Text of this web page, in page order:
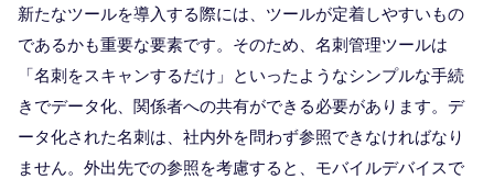
新たなツールを導入する際には、ツールが定着しやすいもの
であるかも重要な要素です。そのため、名刺管理ツールは
「名刺をスキャンするだけ」といったようなシンプルな手続
きでデータ化、関係者への共有ができる必要があります。デ
ータ化された名刺は、社内外を問わず参照できなければなり
ません。外出先での参照を考慮すると、モバイルデバイスで